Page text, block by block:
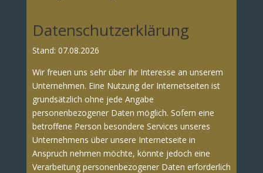
Datenschutzerklärung
Stand: 07.08.2026
Wir freuen uns sehr über Ihr Interesse an unserem
Unternehmen. Eine Nutzung der Internetseiten ist
grundsätzlich ohne jede Angabe
personenbezogener Daten möglich. Sofern eine
betroffene Person besondere Services unseres
Unternehmens über unsere Internetseite in
Anspruch nehmen möchte, könnte jedoch eine
Verarbeitung personenbezogener Daten erforderlich